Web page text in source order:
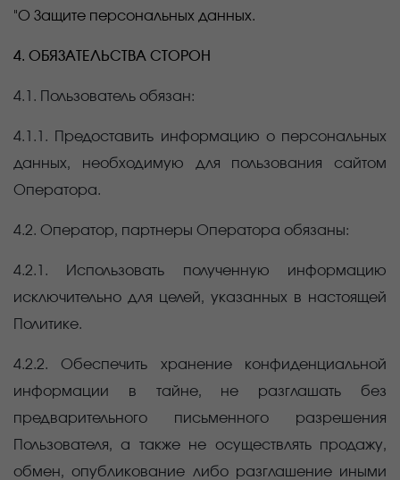
"О Защите персональных данных.
4. ОБЯЗАТЕЛЬСТВА СТОРОН
4.1. Пользователь обязан:
4.1.1. Предоставить информацию о персональных
данных, необходимую для пользования сайтом
Оператора.
4.2. Оператор, партнеры Оператора обязаны:
4.2.1. Использовать полученную информацию
исключительно для целей, указанных в настоящей
Политике.
4.2.2. Обеспечить хранение конфиденциальной
информации в тайне, не разглашать без
предварительного письменного разрешения
Пользователя, а также не осуществлять продажу,
обмен, опубликование либо разглашение иными